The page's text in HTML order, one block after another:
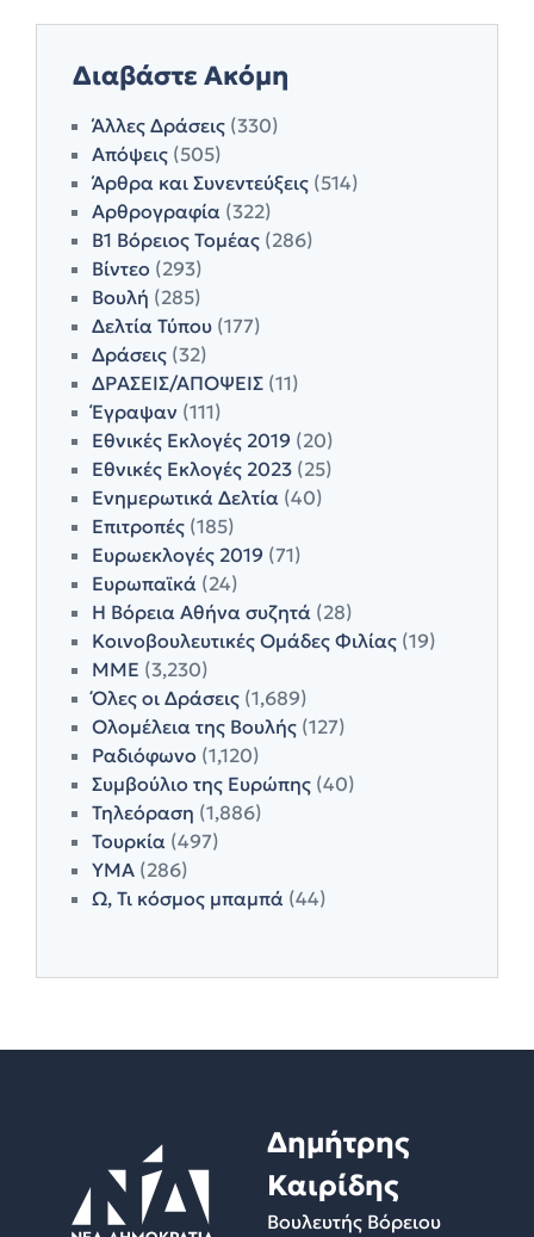
Διαβάστε Ακόμη
Άλλες Δράσεις (330)
Απόψεις (505)
Άρθρα και Συνεντεύξεις (514)
Αρθρογραφία (322)
Β1 Βόρειος Τομέας (286)
Βίντεο (293)
Βουλή (285)
Δελτία Τύπου (177)
Δράσεις (32)
ΔΡΑΣΕΙΣ/ΑΠΟΨΕΙΣ (11)
Έγραψαν (111)
Εθνικές Εκλογές 2019 (20)
Εθνικές Εκλογές 2023 (25)
Ενημερωτικά Δελτία (40)
Επιτροπές (185)
Ευρωεκλογές 2019 (71)
Ευρωπαϊκά (24)
Η Βόρεια Αθήνα συζητά (28)
Κοινοβουλευτικές Ομάδες Φιλίας (19)
ΜΜΕ (3,230)
Όλες οι Δράσεις (1,689)
Ολομέλεια της Βουλής (127)
Ραδιόφωνο (1,120)
Συμβούλιο της Ευρώπης (40)
Τηλεόραση (1,886)
Τουρκία (497)
ΥΜΑ (286)
Ω, Τι κόσμος μπαμπά (44)
Δημήτρης
Καιρίδης
Βουλευτής Βόρειου